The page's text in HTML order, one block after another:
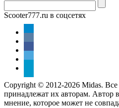
Scooter777.ru в соцсетях
Copyright © 2012-2026 Midas.
принадлежат их авторам. Автор
мнение, которое может не